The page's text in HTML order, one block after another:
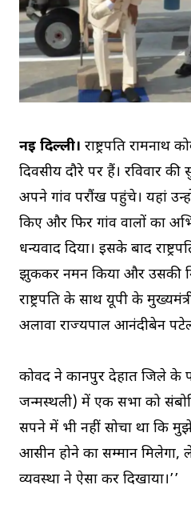
नई दिल्ली। राष्ट्रपति रामनाथ
दिवसीय दौरे पर हैं। रविवार
अपने गांव परौंख पहुंचे। यहां
किए और फिर गांव वालों का
धन्यवाद दिया। इसके बाद
झुककर नमन किया और उसकी
राष्ट्रपति के साथ यूपी के
अलावा राज्यपाल आनंदीबेन
कोविंद ने कानपुर देहात जिले के
जन्मस्थली) में एक सभा को
सपने में भी नहीं सोचा था कि
आसीन होने का सम्मान मिलेगा,
व्यवस्था ने ऐसा कर दिखाया।’’